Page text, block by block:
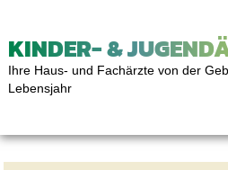
KINDER- &
Ihre Haus- und Fachärzte von der
Lebensjahr